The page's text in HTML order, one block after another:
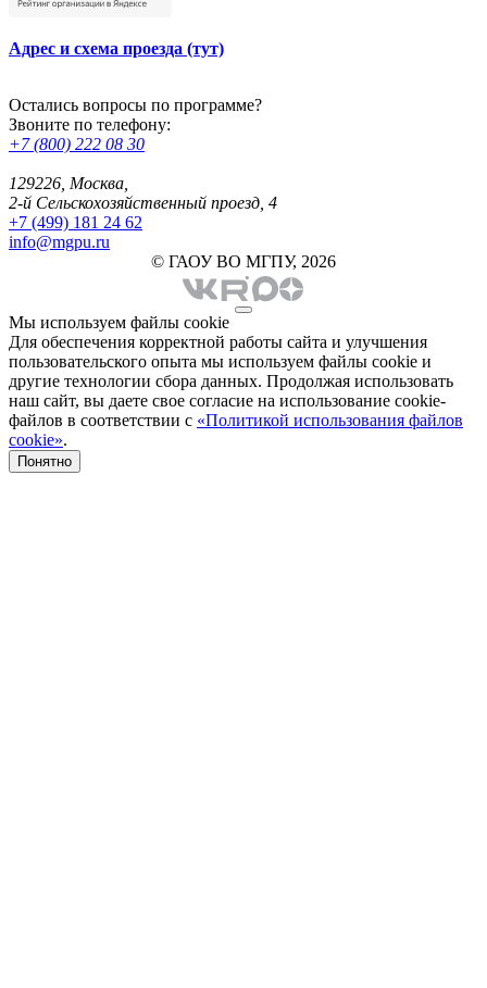
Адрес и схема проезда (тут)
Остались вопросы по программе?
Звоните по телефону:
+7 (800) 222 08 30
129226, Москва,
2-й Сельскохозяйственный проезд, 4
+7 (499) 181 24 62
info@mgpu.ru
© ГАОУ ВО МГПУ, 2026
Мы используем файлы cookie
Для обеспечения корректной работы сайта и улучшения
пользовательского опыта мы используем файлы cookie и
другие технологии сбора данных. Продолжая использовать
наш сайт, вы даете свое согласие на использование cookie-
файлов в соответствии с «Политикой использования файлов
cookie».
Понятно